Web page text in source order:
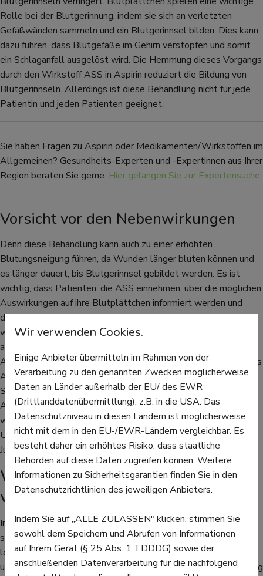
Rolle bei der Blutgerinnung, indem sie sich an verletzten
Gefäßwänden sammeln und ein Blutgerinnsel bilden. Dies kann
dazu führen, dass Blutgefäße im Gehirn verstopfen und somit
ein Schlaganfall ausgelöst wird. Die Hemmung dieses Vorgangs
durch den Wirkstoff ASS in Aspirin reduziert die Bildung von
Blutgerinnseln. Allerdings ist diese Behandlung nicht für jede
Patientin und jeden Patienten geeignet.
Sie haben Fragen zu Aspirin oder Medikamenten/Wirkstoffen im
Allgemeinen? Gesundheits-Experten und -Expertinnen aus Ihrer
Region beraten Sie gerne. Hier gelangen Sie zur Expertensuche.
Vorsicht vor den Nebenwirkungen
Denn diese Behandlung kann auch zu einer erhöhten
Blutungsneigung führen, da Wunden länger bluten können und
es länger dauert, bis Blutgerinnsel gebildet werden. Es ist
wichtig, dass Patienten, die ASS einnehmen, über die möglichen
Auswirkungen auf ihre Blutplättchen informiert werden und
dass sie bei Bedarf engmaschig überwacht werden. Es ist
wichtig, die empfohlene Dosierung genau einzuhalten und bei
auftretenden Nebenwirkungen sofort eine Ärztin oder einen
Arzt zu konsultieren. Häufige Nebenwirkungen des Wirkstoffes
ASS sind Magen-Darm-Beschwerden wie Übelkeit, Erbrechen,
Sodbrennen und Magenschmerzen. In seltenen Fällen kann
Aspirin auch Magen- oder Darmblutungen verursachen. Eine
weitere mögliche Nebenwirkung von Aspirin ist eine
Überempfindlichkeitsreaktion, die sich durch Hautausschläge,
Juckreiz, Schwellungen und Atembeschwerden äußern kann.
Wann Aspirin nicht eingenommen
werden sollte
In sehr seltenen Fällen kann Aspirin auch zu einer
schwerwiegenden allergischen Reaktion führen, die
lebensbedrohlich sein kann. Daher ist es wichtig, Aspirin nur
unter ärztlicher Aufsicht und gemäß der empfohlenen Dosierung
Wir verwenden Cookies.
Einige Anbieter übermitteln im Rahmen von der
Verarbeitung zu den genannten Zwecken möglicherweise
Daten an Länder außerhalb der EU/ des EWR
(Drittlanddatenübermittlung), z.B. in die USA. Das
Datenschutzniveau in diesen Ländern ist möglicherweise
nicht mit dem in den EU-/EWR-Ländern vergleichbar. Es
besteht daher ein erhöhtes Risiko, dass staatliche
Behörden auf diese Daten zugreifen können. Weitere
Informationen zu Sicherheitsgarantien finden Sie in den
Datenschutzrichtlinien des jeweiligen Anbieters.
Indem Sie auf „ALLE ZULASSEN" klicken, stimmen Sie
sowohl dem Speichern und Abrufen von Informationen
auf Ihrem Gerät (§ 25 Abs. 1 TDDDG) sowie der
anschließenden Datenverarbeitung für die nachfolgend